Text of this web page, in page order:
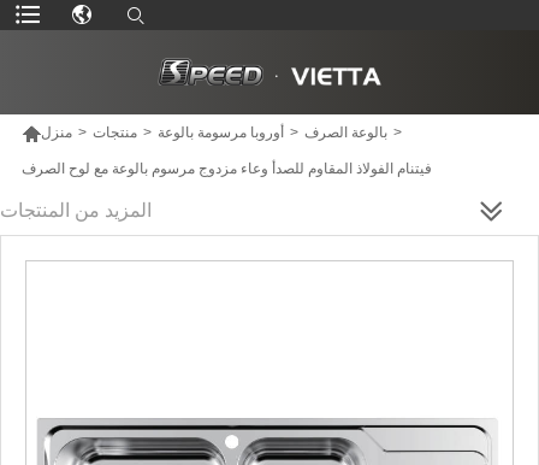
منزل > منتجات > أوروبا مرسومة بالوعة > بالوعة الصرف >
فيتنام الفولاذ المقاوم للصدأ وعاء مزدوج مرسوم بالوعة مع لوح الصرف
المزيد من المنتجات